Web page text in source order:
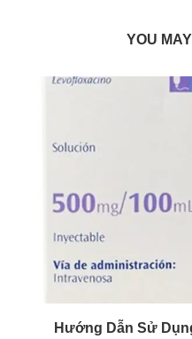
YOU
Hướng Dẫn Sử